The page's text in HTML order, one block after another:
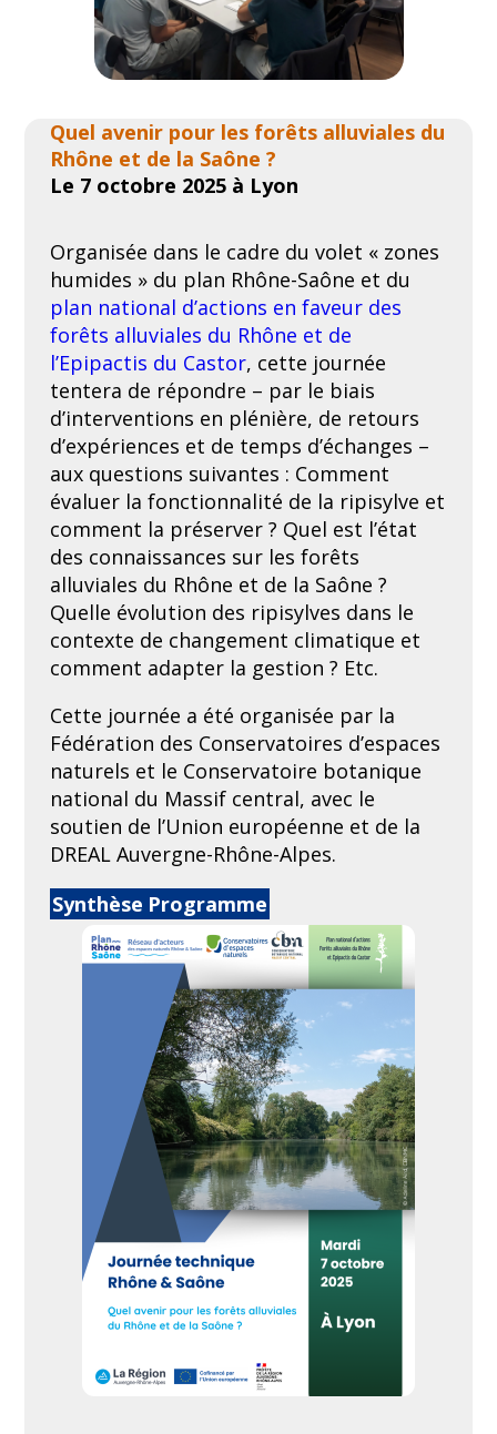
Raphaël Mathevet, CNRS ; Jean Jalbert,
Tour du Valat ; Olivier Vento, SMCG)
Etude de l’hydrologie du Rhône sous
Agence de l’eau RMC)
Déploiement des outils du Life
Natur’Adapt sur le site test du Bagnas
(34) : diagnostic de vulnérabilité et plan
(Noémie Nojaroff et Xavier Fortuny,
ADENA)
Parlons climat : faire découvrir les
changements climatiques au bord du
Rhône(Damien Dumolard, SMIRIL et Paul
Monin, Il du Beurre)
Démarche bas carbone dans les
opérations de restauration écologique :
enjeux et perspectives(Christophe
Moiroud, CNR)
La 7eédition (5-6 novembre 2020 en
visioconférence)s’est inscrite dans la
période de clôture du second plan Rhône-
Saône et comme une contribution au plan
Rhône-Saône et comme une contribution
au plan Rhône-Saône III. Elle a été
organisée par le Conservatoire d’espaces
naturels Rhône-Alpes et la Fédération des
Conservatoires d’espaces naturels.
Programme détaillé
Synthèse des rencontres
Présentation n°1 – Bilan 2015-2020
(Pierre Roussel – FCEN, Laurence Clottes
– AERMC, Laetitia Faure – Région AurA) /
voir la vidéo
Présentation n°2 – Témoignages et
interlude culturel
Présentation n°3 – Perspectives
: point
d’avancement sur la construction du plan
Rhône & Saône III (Katherine Bazouin –
SGAR / Préfecture de la région AurA,
Laetitia Faure – Région AurA, Laure
Castel et Isabelle Eudes – AERMC) /voir la
vidéo
Présentation n°4 – Gestion des bassins
versants en théorie et pratique –
Expérience au Royaume Uni, Irlande,
Bulgarie(Marc Naura – The River
Restoration Centre)
La 6eédition des rencontres (Mâcon, 19-
a été organisée par le
Quel avenir pour les forêts alluviales du
Rhône et de la Saône ?
Le 7 octobre 2025 à Lyon
Organisée dans le cadre du volet « zones
humides » du plan Rhône-Saône et du
plan national d’actions en faveur des
forêts alluviales du Rhône et de
l’Epipactis du Castor, cette journée
tentera de répondre – par le biais
d’interventions en plénière, de retours
d’expériences et de temps d’échanges –
aux questions suivantes : Comment
évaluer la fonctionnalité de la ripisylve et
comment la préserver ? Quel est l’état
des connaissances sur les forêts
alluviales du Rhône et de la Saône ?
Quelle évolution des ripisylves dans le
contexte de changement climatique et
comment adapter la gestion ? Etc.
Cette journée a été organisée par la
Fédération des Conservatoires d’espaces
naturels et le Conservatoire botanique
national du Massif central, avec le
soutien de l’Union européenne et de la
DREAL Auvergne-Rhône-Alpes.
Synthèse Programme